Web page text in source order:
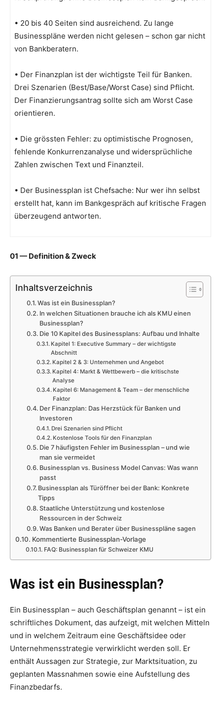
• 20 bis 40 Seiten sind ausreichend. Zu lange
Businesspläne werden nicht gelesen – schon gar nicht
von Bankberatern.
• Der Finanzplan ist der wichtigste Teil für Banken.
Drei Szenarien (Best/Base/Worst Case) sind Pflicht.
Der Finanzierungsantrag sollte sich am Worst Case
orientieren.
• Die grössten Fehler: zu optimistische Prognosen,
fehlende Konkurrenzanalyse und widersprüchliche
Zahlen zwischen Text und Finanzteil.
• Der Businessplan ist Chefsache: Nur wer ihn selbst
erstellt hat, kann im Bankgespräch auf kritische Fragen
überzeugend antworten.
01 — Definition & Zweck
Inhaltsverzeichnis
Was ist ein Businessplan?
In welchen Situationen brauche ich als KMU einen
Businessplan?
Die 10 Kapitel des Businessplans: Aufbau und Inhalte
Kapitel 1: Executive Summary – der wichtigste
Abschnitt
Kapitel 2 & 3: Unternehmen und Angebot
Kapitel 4: Markt & Wettbewerb – die kritischste
Analyse
Kapitel 6: Management & Team – der menschliche
Faktor
Der Finanzplan: Das Herzstück für Banken und
Investoren
Drei Szenarien sind Pflicht
Kostenlose Tools für den Finanzplan
Die 7 häufigsten Fehler im Businessplan – und wie
man sie vermeidet
Businessplan vs. Business Model Canvas: Was wann
passt
Businessplan als Türöffner bei der Bank: Konkrete
Tipps
Staatliche Unterstützung und kostenlose
Ressourcen in der Schweiz
Was Banken und Berater über Businesspläne sagen
Kommentierte Businessplan-Vorlage
FAQ: Businessplan für Schweizer KMU
Was ist ein Businessplan?
Ein Businessplan – auch Geschäftsplan genannt – ist ein
schriftliches Dokument, das aufzeigt, mit welchen Mitteln
und in welchem Zeitraum eine Geschäftsidee oder
Unternehmensstrategie verwirklicht werden soll. Er
enthält Aussagen zur Strategie, zur Marktsituation, zu
geplanten Massnahmen sowie eine Aufstellung des
Finanzbedarfs.